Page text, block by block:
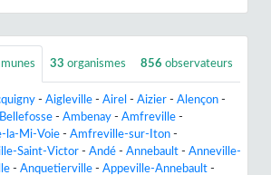
33 organismes 856 observateurs
- Aigleville - Airel - Aizier - Alençon -
- Ambenay - Amfreville -
la-Mi-Voie - Amfreville-sur-Iton -
Saint-Victor - Andé - Annebault - Anneville-
- Anquetierville - Appeville-Annebault -